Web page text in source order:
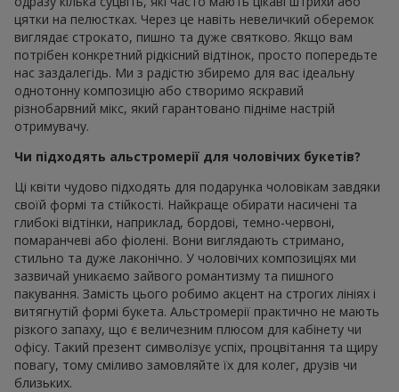
цятки на пелюстках. Через це навіть невеличкий оберемок
виглядає строкато, пишно та дуже святково. Якщо вам
потрібен конкретний рідкісний відтінок, просто попередьте
нас заздалегідь. Ми з радістю збиремо для вас ідеальну
однотонну композицію або створимо яскравий
різнобарвний мікс, який гарантовано підніме настрій
отримувачу.
Чи підходять альстромерії для чоловічих букетів?
Ці квіти чудово підходять для подарунка чоловікам завдяки
своїй формі та стійкості. Найкраще обирати насичені та
глибокі відтінки, наприклад, бордові, темно-червоні,
помаранчеві або фіолені. Вони виглядають стримано,
стильно та дуже лаконічно. У чоловічих композиціях ми
зазвичай уникаємо зайвого романтизму та пишного
пакування. Замість цього робимо акцент на строгих лініях і
витягнутій формі букета. Альстромерії практично не мають
різкого запаху, що є величезним плюсом для кабінету чи
офісу. Такий презент символізує успіх, процвітання та щиру
повагу, тому сміливо замовляйте їх для колег, друзів чи
близьких.